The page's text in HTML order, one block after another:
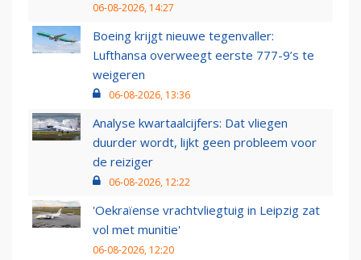
06-08-2026, 14:27
Boeing krijgt nieuwe tegenvaller:
Lufthansa overweegt eerste 777-9’s te
weigeren
06-08-2026, 13:36
Analyse kwartaalcijfers: Dat vliegen
duurder wordt, lijkt geen probleem voor
de reiziger
06-08-2026, 12:22
'Oekraïense vrachtvliegtuig in Leipzig zat
vol met munitie'
06-08-2026, 12:20